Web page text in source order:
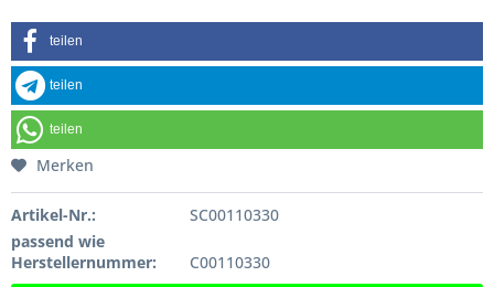
teilen
teilen
teilen
Merken
Artikel-Nr.:
SC00110330
passend wie
Herstellernummer:
C00110330